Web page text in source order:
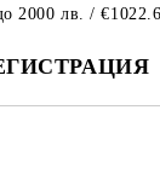
2000 лв. /